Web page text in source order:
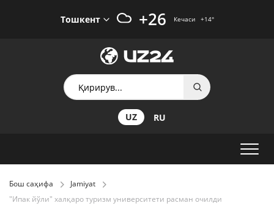
Тошкент +26 Кечаси +14°
UZ RU
Бош саҳифа
Jamiyat
"Ипак йўли" халқаро туризм университети расман очилди